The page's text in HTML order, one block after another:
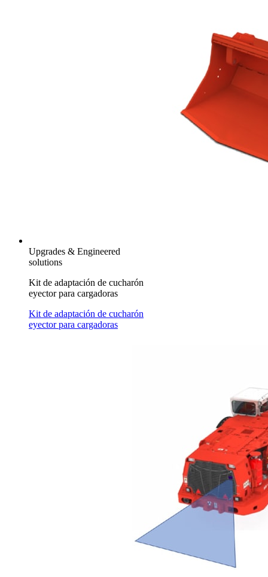
Upgrades & Engineered
solutions
Kit de adaptación de cucharón
eyector para cargadoras
Kit de adaptación de cucharón
eyector para cargadoras